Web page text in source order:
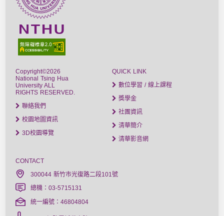
Copyright©2026
National Tsing Hua
University ALL
RIGHTS RESERVED.
聯絡我們
校園地圖資訊
3D校園導覽
QUICK LINK
數位學習 / 線上課程
獎學金
社團資訊
清華簡介
清華影音網
CONTACT
300044 新竹市光復路二段101號
總機：03-5715131
統一編號：46804804